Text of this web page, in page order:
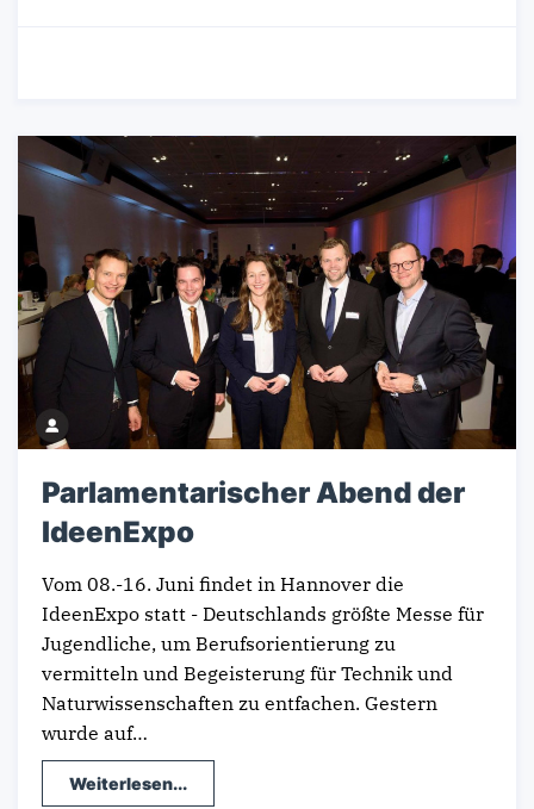
Parlamentarischer Abend der
IdeenExpo
Vom 08.-16. Juni findet in Hannover die
IdeenExpo statt - Deutschlands größte Messe für
Jugendliche, um Berufsorientierung zu
vermitteln und Begeisterung für Technik und
Naturwissenschaften zu entfachen. Gestern
wurde auf…
Weiterlesen...